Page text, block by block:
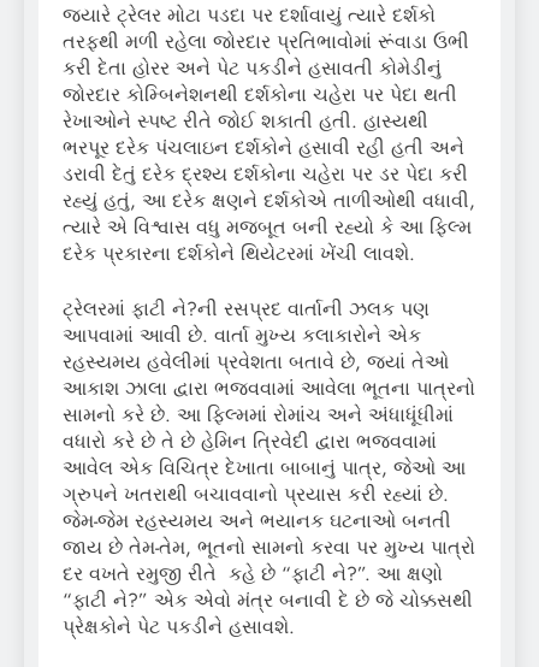
જ્યારે ટ્રેલર મોટા પડદા પર દર્શાવાયું ત્યારે દર્શકો
તરફથી મળી રહેલા જોરદાર પ્રતિભાવોમાં રૂંવાડા ઉભી
કરી દેતા હોરર અને પેટ પકડીને હસાવતી કોમેડીનું
જોરદાર કોમ્બિનેશનથી દર્શકોના ચહેરા પર પેદા થતી
રેખાઓને સ્પષ્ટ રીતે જોઈ શકાતી હતી. હાસ્યથી
ભરપૂર દરેક પંચલાઇન દર્શકોને હસાવી રહી હતી અને
ડરાવી દેતું દરેક દ્રશ્ય દર્શકોના ચહેરા પર ડર પેદા કરી
રહ્યું હતું, આ દરેક ક્ષણને દર્શકોએ તાળીઓથી વધાવી,
ત્યારે એ વિશ્વાસ વધુ મજબૂત બની રહ્યો કે આ ફિલ્મ
દરેક પ્રકારના દર્શકોને થિયેટરમાં ખેંચી લાવશે.
ટ્રેલરમાં ફાટી ને?ની રસપ્રદ વાર્તાની ઝલક પણ
આપવામાં આવી છે. વાર્તા મુખ્ય કલાકારોને એક
રહસ્યમય હવેલીમાં પ્રવેશતા બતાવે છે, જ્યાં તેઓ
આકાશ ઝાલા દ્વારા ભજવવામાં આવેલા ભૂતના પાત્રનો
સામનો કરે છે. આ ફિલ્મમાં રોમાંચ અને અંધાધૂંધીમાં
વધારો કરે છે તે છે હેમિન ત્રિવેદી દ્વારા ભજવવામાં
આવેલ એક વિચિત્ર દેખાતા બાબાનું પાત્ર, જેઓ આ
ગ્રુપને ખતરાથી બચાવવાનો પ્રયાસ કરી રહ્યાં છે.
જેમ-જેમ રહસ્યમય અને ભયાનક ઘટનાઓ બનતી
જાય છે તેમ-તેમ, ભૂતનો સામનો કરવા પર મુખ્ય પાત્રો
દર વખતે રમુજી રીતે કહે છે “ફાટી ને?”. આ ક્ષણો
“ફાટી ને?” એક એવો મંત્ર બનાવી દે છે જે ચોક્કસથી
પ્રેક્ષકોને પેટ પકડીને હસાવશે.